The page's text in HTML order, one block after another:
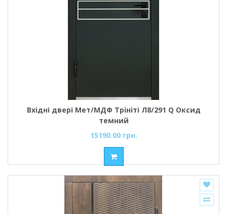
Вхідні двері Мет/МДФ Трініті Л8/291 Q Оксид
темний
15190.00 грн.